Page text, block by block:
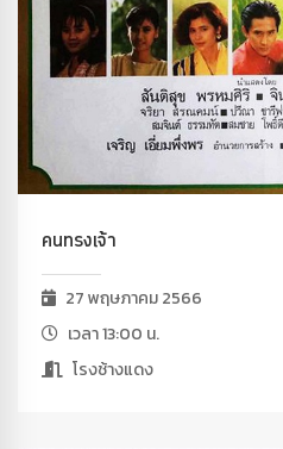
คนทรงเจ้า
27 พฤษภาคม 2566
เวลา 13:00 น.
โรงช้างแดง